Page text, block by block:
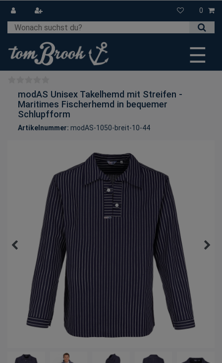
0
☰
modAS Unisex Takelhemd mit Streifen -
Maritimes Fischerhemd in bequemer
Schlupfform
Artikelnummer: modAS-1050-breit-10-44